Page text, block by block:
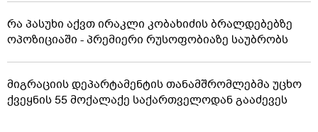
რა პასუხი აქვთ ირაკლი კობახიძის ბრალდებებზე
ოპოზიციაში - პრემიერი რუსოფობიაზე საუბრობს
მიგრაციის დეპარტამენტის თანამშრომლებმა უცხო
ქვეყნის 55 მოქალაქე საქართველოდან გააძევეს